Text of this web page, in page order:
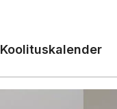
Koolituskalender